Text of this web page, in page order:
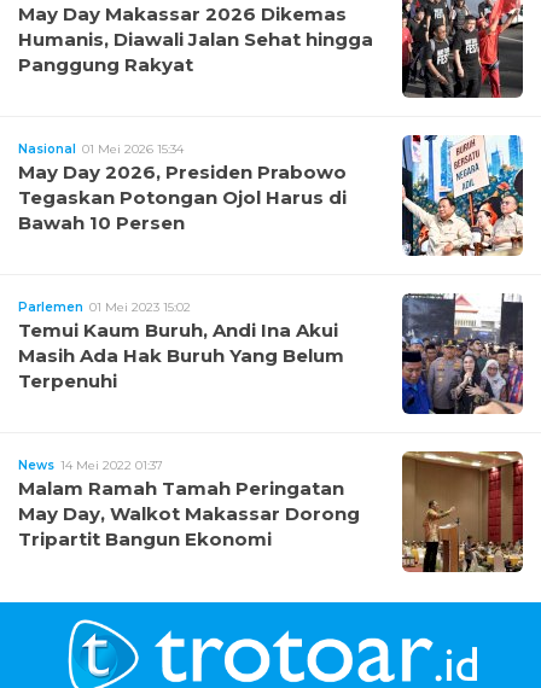
May Day Makassar 2026 Dikemas
Humanis, Diawali Jalan Sehat hingga
Panggung Rakyat
Nasional 01 Mei 2026 15:34
May Day 2026, Presiden Prabowo
Tegaskan Potongan Ojol Harus di
Bawah 10 Persen
Parlemen 01 Mei 2023 15:02
Temui Kaum Buruh, Andi Ina Akui
Masih Ada Hak Buruh Yang Belum
Terpenuhi
News 14 Mei 2022 01:37
Malam Ramah Tamah Peringatan
May Day, Walkot Makassar Dorong
Tripartit Bangun Ekonomi